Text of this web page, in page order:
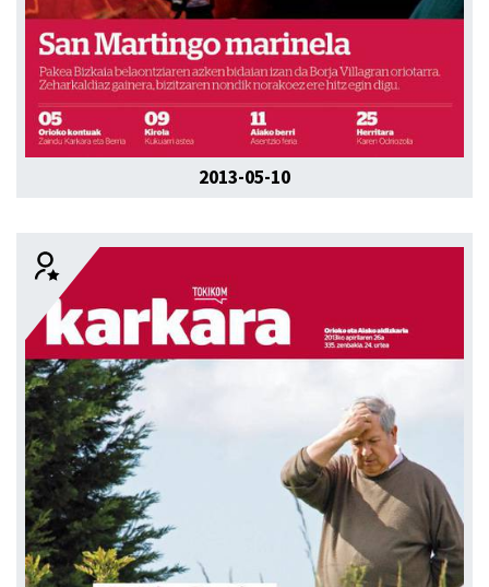
2013-05-10